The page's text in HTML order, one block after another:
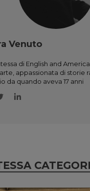
Venuto
di English and
appassionata di storie
da quando aveva 17 anni